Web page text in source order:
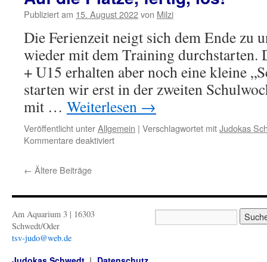
Publiziert am 15. August 2022von Milzi
Die Ferienzeit neigt sich dem Ende zu
wieder mit dem Training durchstarten.
+ U15 erhalten aber noch eine kleine
starten wir erst in der zweiten
mit … Weiterlesen →
Veröffentlicht unterAllgemein | Verschlagwortet mitJudokas
Kommentare deaktiviertfür
los!
← Ältere Beiträge
Am Aquarium 3 | 16303
Schwedt/Oder
tsv-judo@web.de